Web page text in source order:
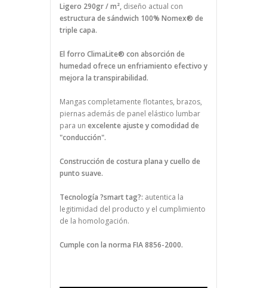
Ligero 290gr / m², diseño actual con
estructura de sándwich 100% Nomex® de
triple capa.
El forro ClimaLite® con absorción de
humedad ofrece un enfriamiento efectivo y
mejora la transpirabilidad.
Mangas completamente flotantes, brazos,
piernas además de panel elástico lumbar
para un excelente ajuste y comodidad de
"conducción".
Construcción de costura plana y cuello de
punto suave.
Tecnología ?smart tag?: autentica la
legitimidad del producto y el cumplimiento
de la homologación.
Cumple con la norma FIA 8856-2000.